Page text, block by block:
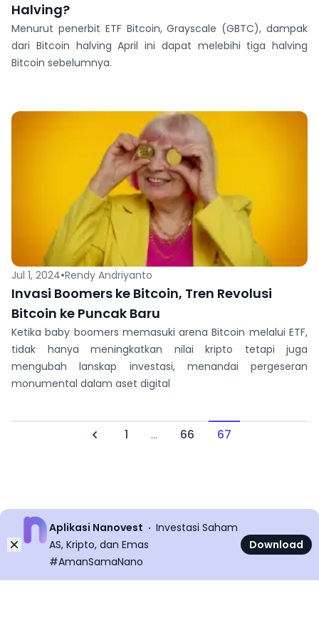
Halving?
Menurut penerbit ETF Bitcoin, Grayscale (GBTC), dampak
dari Bitcoin halving April ini dapat melebihi tiga halving
Bitcoin sebelumnya.
Jul 1, 2024•Rendy Andriyanto
Invasi Boomers ke Bitcoin, Tren Revolusi
Bitcoin ke Puncak Baru
Ketika baby boomers memasuki arena Bitcoin melalui ETF,
tidak hanya meningkatkan nilai kripto tetapi juga
mengubah lanskap investasi, menandai pergeseran
monumental dalam aset digital
Previous1 ... 66 67
Dismiss
Aplikasi Nanovest
Investasi Saham
AS, Kripto, dan Emas
#AmanSamaNano
Download